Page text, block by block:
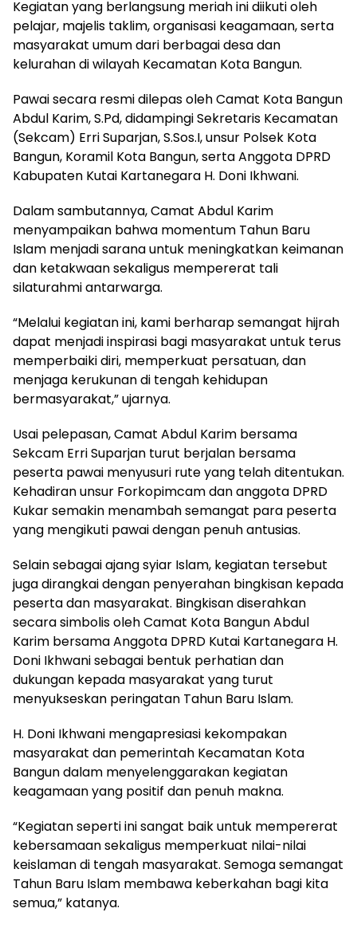
Kegiatan yang berlangsung meriah ini diikuti oleh
pelajar, majelis taklim, organisasi keagamaan, serta
masyarakat umum dari berbagai desa dan
kelurahan di wilayah Kecamatan Kota Bangun.
Pawai secara resmi dilepas oleh Camat Kota Bangun
Abdul Karim, S.Pd, didampingi Sekretaris Kecamatan
(Sekcam) Erri Suparjan, S.Sos.I, unsur Polsek Kota
Bangun, Koramil Kota Bangun, serta Anggota DPRD
Kabupaten Kutai Kartanegara H. Doni Ikhwani.
Dalam sambutannya, Camat Abdul Karim
menyampaikan bahwa momentum Tahun Baru
Islam menjadi sarana untuk meningkatkan keimanan
dan ketakwaan sekaligus mempererat tali
silaturahmi antarwarga.
“Melalui kegiatan ini, kami berharap semangat hijrah
dapat menjadi inspirasi bagi masyarakat untuk terus
memperbaiki diri, memperkuat persatuan, dan
menjaga kerukunan di tengah kehidupan
bermasyarakat,” ujarnya.
Usai pelepasan, Camat Abdul Karim bersama
Sekcam Erri Suparjan turut berjalan bersama
peserta pawai menyusuri rute yang telah ditentukan.
Kehadiran unsur Forkopimcam dan anggota DPRD
Kukar semakin menambah semangat para peserta
yang mengikuti pawai dengan penuh antusias.
Selain sebagai ajang syiar Islam, kegiatan tersebut
juga dirangkai dengan penyerahan bingkisan kepada
peserta dan masyarakat. Bingkisan diserahkan
secara simbolis oleh Camat Kota Bangun Abdul
Karim bersama Anggota DPRD Kutai Kartanegara H.
Doni Ikhwani sebagai bentuk perhatian dan
dukungan kepada masyarakat yang turut
menyukseskan peringatan Tahun Baru Islam.
H. Doni Ikhwani mengapresiasi kekompakan
masyarakat dan pemerintah Kecamatan Kota
Bangun dalam menyelenggarakan kegiatan
keagamaan yang positif dan penuh makna.
“Kegiatan seperti ini sangat baik untuk mempererat
kebersamaan sekaligus memperkuat nilai-nilai
keislaman di tengah masyarakat. Semoga semangat
Tahun Baru Islam membawa keberkahan bagi kita
semua,” katanya.